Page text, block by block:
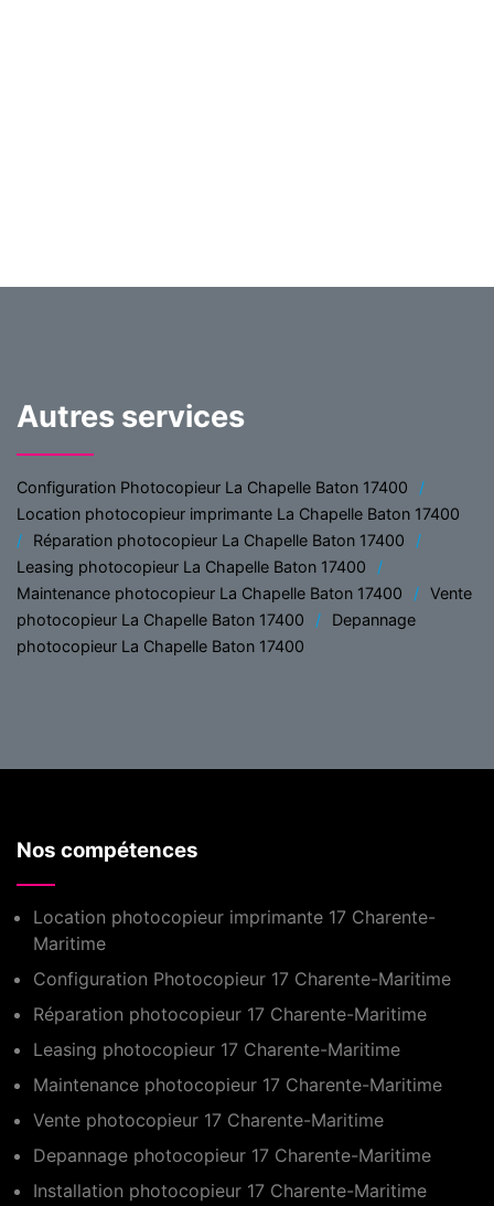
Autres services
Configuration Photocopieur La Chapelle Baton 17400
Location photocopieur imprimante La Chapelle Baton 17400
Réparation photocopieur La Chapelle Baton 17400
Leasing photocopieur La Chapelle Baton 17400
Maintenance photocopieur La Chapelle Baton 17400
Vente
photocopieur La Chapelle Baton 17400
Depannage
photocopieur La Chapelle Baton 17400
Nos compétences
Location photocopieur imprimante 17 Charente-
Maritime
Configuration Photocopieur 17 Charente-Maritime
Réparation photocopieur 17 Charente-Maritime
Leasing photocopieur 17 Charente-Maritime
Maintenance photocopieur 17 Charente-Maritime
Vente photocopieur 17 Charente-Maritime
Depannage photocopieur 17 Charente-Maritime
Installation photocopieur 17 Charente-Maritime